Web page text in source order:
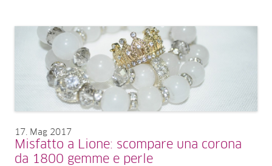
17 Mag 2017
Misfatto a Lione: scompare una corona
da 1800 gemme e perle